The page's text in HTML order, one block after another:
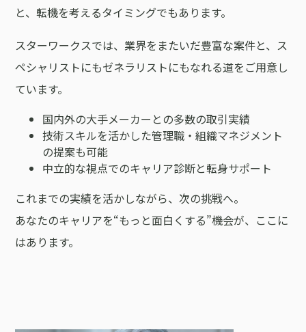
と、転機を考えるタイミングでもあります。
スターワークスでは、業界をまたいだ豊富な案件と、ス
ペシャリストにもゼネラリストにもなれる道をご用意し
ています。
国内外の大手メーカーとの多数の取引実績
技術スキルを活かした管理職・組織マネジメント
の提案も可能
中立的な視点でのキャリア診断と転身サポート
これまでの実績を活かしながら、次の挑戦へ。
あなたのキャリアを“もっと面白くする”機会が、ここに
はあります。